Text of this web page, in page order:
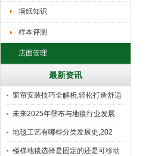
墙纸知识
样本评测
店面管理
最新资讯
窗帘安装技巧全解析,轻松打造舒适
未来2025年壁布与地毯行业发展
地毯工艺有哪些分类发展史,202
楼梯地毯选择是固定的还是可移动